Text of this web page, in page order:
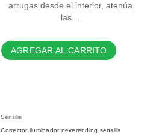
arrugas desde el interior, atenúa
las…
AGREGAR AL CARRITO
Sensilis
Corrector iluminador neverending sensilis